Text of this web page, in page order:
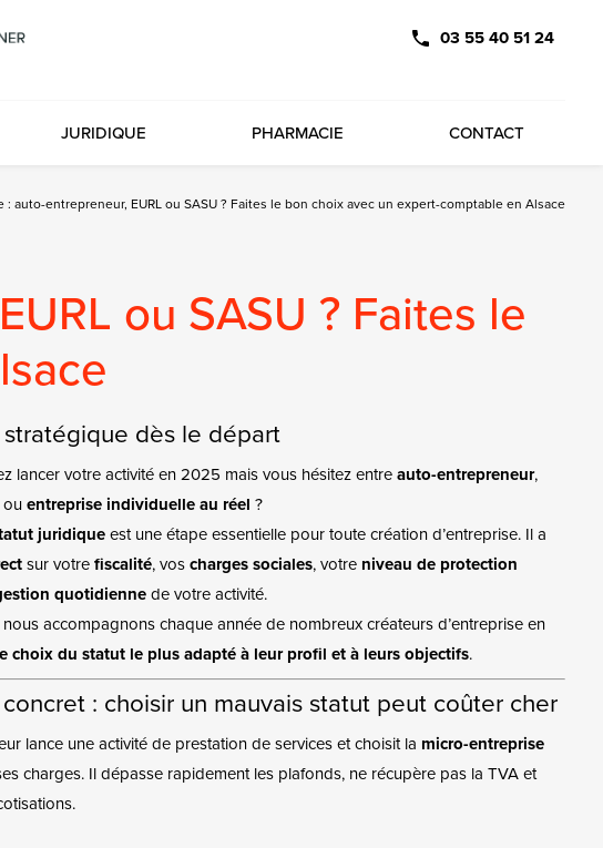
03 55 40 51 24
JURIDIQUE PHARMACIE CONTACT
auto-entrepreneur, EURL ou SASU ? Faites le bon choix avec un expert-comptable en Alsace
ou SASU ? Faites le
dès le départ
lancer votre activité en 2025 mais vous hésitez entreauto-entrepreneur,
ouentreprise individuelle au réel ?
juridiqueest une étape essentielle pour toute création d’entreprise. Il a
sur votrefiscalité, voscharges sociales, votre niveau de protection
quotidiennede votre activité.
nous accompagnons chaque année de nombreux créateurs d’entreprise en
choix du statut le plus adapté à leur profil et à leurs objectifs.
: choisir un mauvais statut peut coûter cher
lance une activité de prestation de services et choisit la micro-entreprise
charges. Il dépasse rapidement les plafonds, ne récupère pas la TVA et